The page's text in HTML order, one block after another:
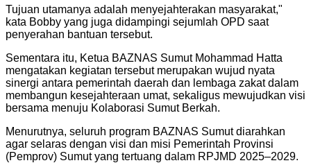
Tujuan utamanya adalah menyejahterakan masyarakat,"
kata Bobby yang juga didampingi sejumlah OPD saat
penyerahan bantuan tersebut.
Sementara itu, Ketua BAZNAS Sumut Mohammad Hatta
mengatakan kegiatan tersebut merupakan wujud nyata
sinergi antara pemerintah daerah dan lembaga zakat dalam
membangun kesejahteraan umat, sekaligus mewujudkan visi
bersama menuju Kolaborasi Sumut Berkah.
Menurutnya, seluruh program BAZNAS Sumut diarahkan
agar selaras dengan visi dan misi Pemerintah Provinsi
(Pemprov) Sumut yang tertuang dalam RPJMD 2025–2029.